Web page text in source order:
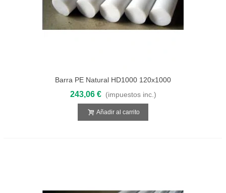
Barra PE Natural HD1000 120x1000
243,06 € (impuestos inc.)
Añadir al carrito